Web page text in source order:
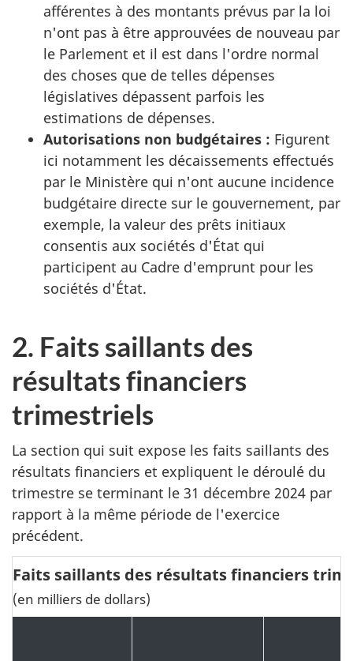
afférentes à des montants prévus par la loi
n'ont pas à être approuvées de nouveau par
le Parlement et il est dans l'ordre normal
des choses que de telles dépenses
législatives dépassent parfois les
estimations de dépenses.
Autorisations non budgétaires : Figurent
ici notamment les décaissements effectués
par le Ministère qui n'ont aucune incidence
budgétaire directe sur le gouvernement, par
exemple, la valeur des prêts initiaux
consentis aux sociétés d'État qui
participent au Cadre d'emprunt pour les
sociétés d'État.
2. Faits saillants des
résultats financiers
trimestriels
La section qui suit expose les faits saillants des
résultats financiers et expliquent le déroulé du
trimestre se terminant le 31 décembre 2024 par
rapport à la même période de l'exercice
précédent.
Faits saillants des résultats financiers
(en milliers de dollars)